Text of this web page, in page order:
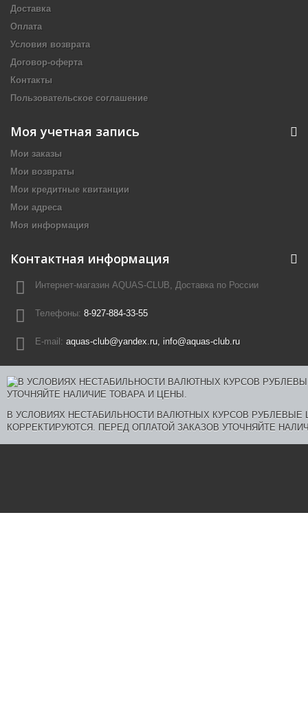
Доставка
Оплата
Условия возврата
Договор-оферта
Контакты
Пользовательское соглашение
Моя учетная запись
Мои заказы
Мои возвраты
Мои кредитные квитанции
Мои адреса
Моя информация
Контактная информация
Интернет-магазин AQUAS-CLUB, Доставка по России
Телефоны: 8-927-884-33-55
E-mail: aquas-club@yandex.ru, info@aquas-club.ru
В УСЛОВИЯХ НЕСТАБИЛЬНОСТИ ВАЛЮТНЫХ КУРСОВ
КОРРЕКТИРУЮТСЯ. ПЕРЕД ОПЛАТОЙ ЗАКАЗОВ УТОЧНЯЙТЕ